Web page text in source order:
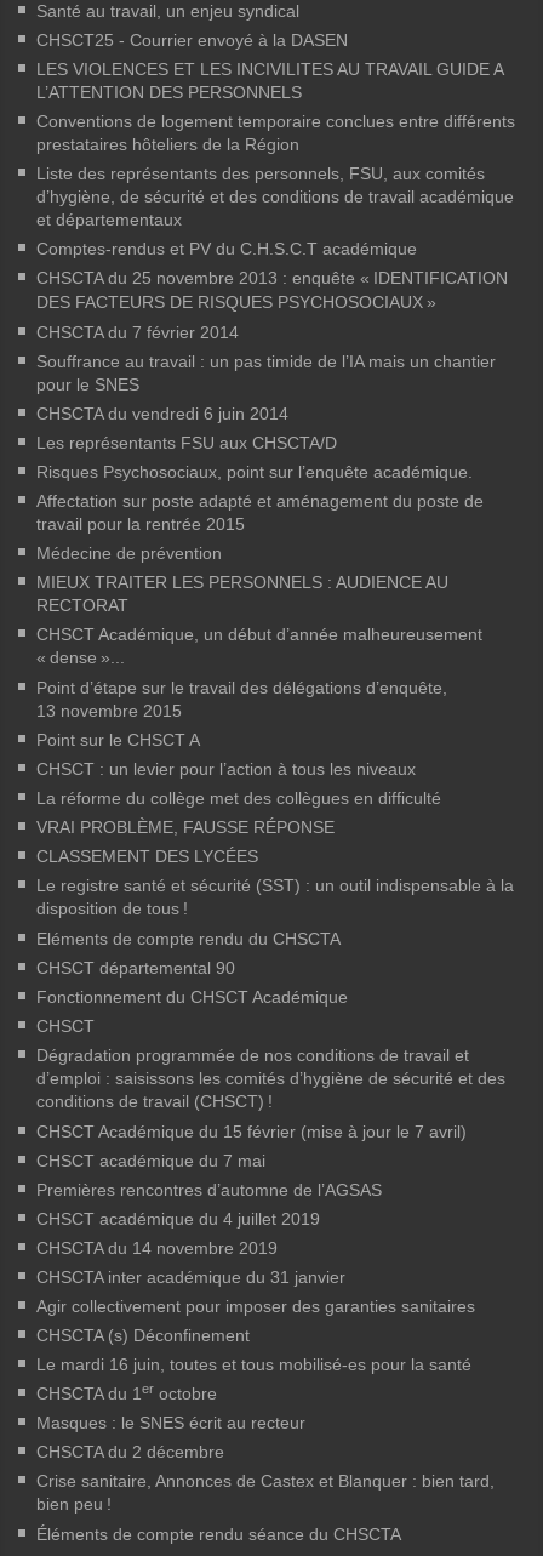
Santé au travail, un enjeu syndical
CHSCT25 - Courrier envoyé à la DASEN
LES VIOLENCES ET LES INCIVILITES AU TRAVAIL GUIDE A
L’ATTENTION DES PERSONNELS
Conventions de logement temporaire conclues entre différents
prestataires hôteliers de la Région
Liste des représentants des personnels, FSU, aux comités
d’hygiène, de sécurité et des conditions de travail académique
et départementaux
Comptes-rendus et PV du C.H.S.C.T académique
CHSCTA du 25 novembre 2013 : enquête « IDENTIFICATION
DES FACTEURS DE RISQUES PSYCHOSOCIAUX »
CHSCTA du 7 février 2014
Souffrance au travail : un pas timide de l’IA mais un chantier
pour le SNES
CHSCTA du vendredi 6 juin 2014
Les représentants FSU aux CHSCTA/D
Risques Psychosociaux, point sur l’enquête académique.
Affectation sur poste adapté et aménagement du poste de
travail pour la rentrée 2015
Médecine de prévention
MIEUX TRAITER LES PERSONNELS : AUDIENCE AU
RECTORAT
CHSCT Académique, un début d’année malheureusement
« dense »...
Point d’étape sur le travail des délégations d’enquête,
13 novembre 2015
Point sur le CHSCT A
CHSCT : un levier pour l’action à tous les niveaux
La réforme du collège met des collègues en difficulté
VRAI PROBLÈME, FAUSSE RÉPONSE
CLASSEMENT DES LYCÉES
Le registre santé et sécurité (SST) : un outil indispensable à la
disposition de tous !
Eléments de compte rendu du CHSCTA
CHSCT départemental 90
Fonctionnement du CHSCT Académique
CHSCT
Dégradation programmée de nos conditions de travail et
d’emploi : saisissons les comités d’hygiène de sécurité et des
conditions de travail (CHSCT) !
CHSCT Académique du 15 février (mise à jour le 7 avril)
CHSCT académique du 7 mai
Premières rencontres d’automne de l’AGSAS
CHSCT académique du 4 juillet 2019
CHSCTA du 14 novembre 2019
CHSCTA inter académique du 31 janvier
Agir collectivement pour imposer des garanties sanitaires
CHSCTA (s) Déconfinement
Le mardi 16 juin, toutes et tous mobilisé-es pour la santé
CHSCTA du 1 er octobre
Masques : le SNES écrit au recteur
CHSCTA du 2 décembre
Crise sanitaire, Annonces de Castex et Blanquer : bien tard,
bien peu !
Éléments de compte rendu séance du CHSCTA